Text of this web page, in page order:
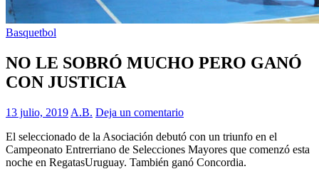
Basquetbol
NO LE SOBRÓ MUCHO PERO GANÓ
CON JUSTICIA
13 julio, 2019 A.B. Deja un comentario
El seleccionado de la Asociación debutó con un triunfo en el
Campeonato Entrerriano de Selecciones Mayores que comenzó esta
noche en RegatasUruguay. También ganó Concordia.